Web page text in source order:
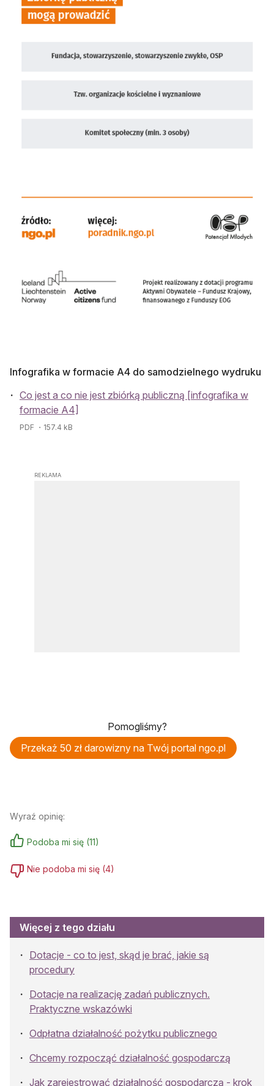
Infografika w formacie A4 do samodzielnego wydruku
Co jest a co nie jest zbiórką publiczną [infografika w
formacie A4]
PDF ・157.4 kB
REKLAMA
Pomogliśmy?
Przekaż 50 zł darowizny na Twój portal ngo.pl
Wyraź opinię:
Podoba mi się (11)
Nie podoba mi się (4)
Więcej z tego działu
Dotacje - co to jest, skąd je brać, jakie są
procedury
Dotacje na realizację zadań publicznych.
Praktyczne wskazówki
Odpłatna działalność pożytku publicznego
Chcemy rozpocząć działalność gospodarczą
Jak zarejestrować działalność gospodarczą - krok